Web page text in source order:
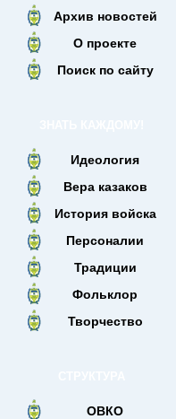
Архив новостей
О проекте
Поиск по сайту
Идеология
Вера казаков
История войска
Персоналии
Традиции
Фольклор
Творчество
ОВКО